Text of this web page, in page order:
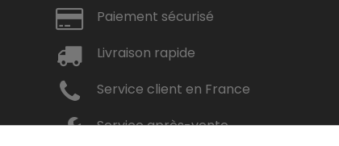
Paiement sécurisé
Livraison rapide
Service client en France
Service après-vente